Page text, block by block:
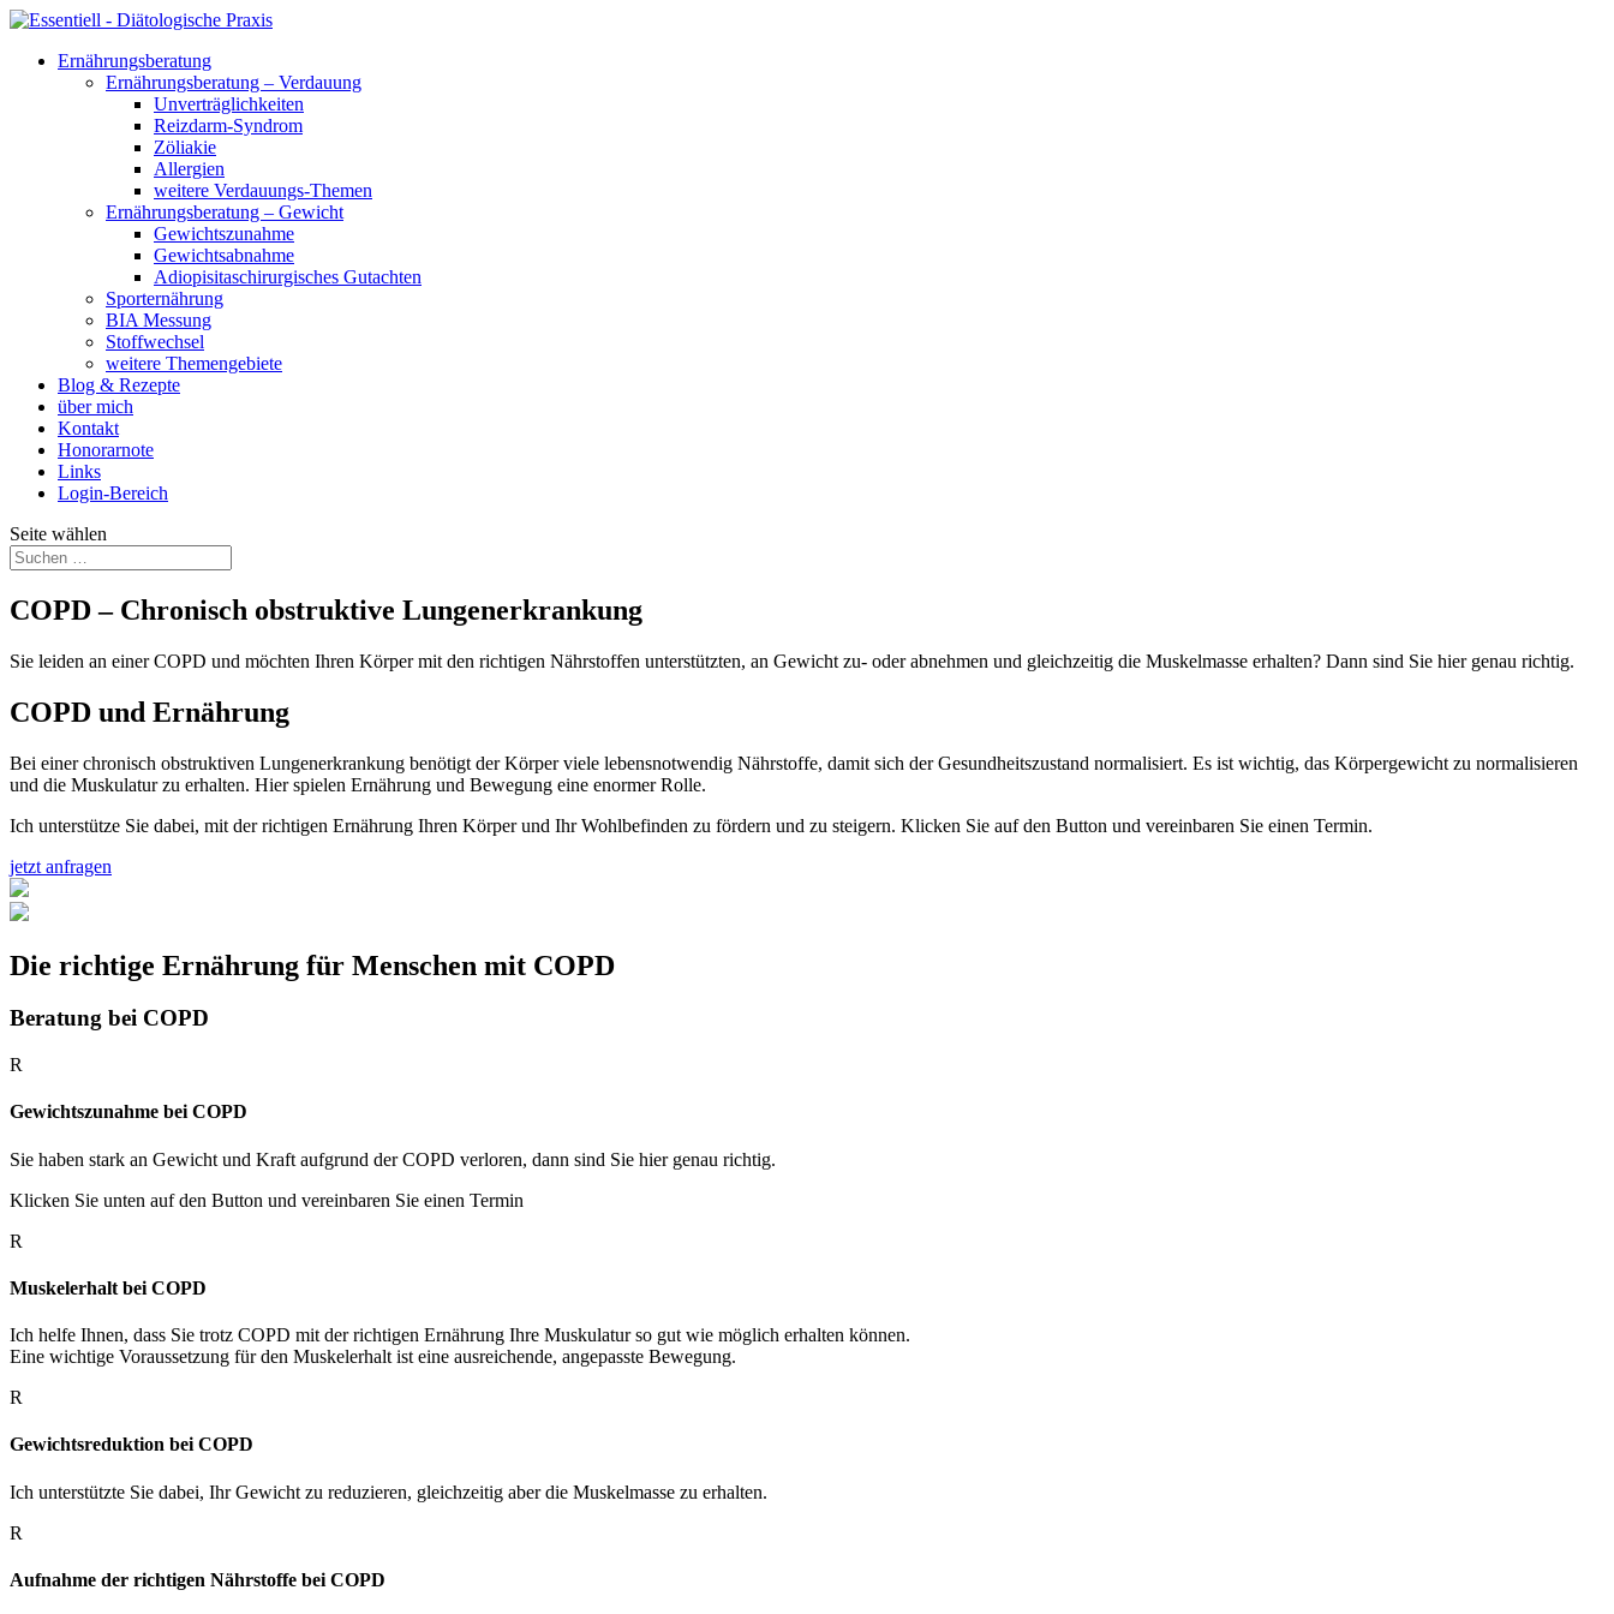
Ernährungsberatung
Ernährungsberatung – Verdauung
Unverträglichkeiten
Reizdarm-Syndrom
Zöliakie
Allergien
weitere Verdauungs-Themen
Ernährungsberatung – Gewicht
Gewichtszunahme
Gewichtsabnahme
Adiopisitaschirurgisches Gutachten
Sporternährung
BIA Messung
Stoffwechsel
weitere Themengebiete
Blog & Rezepte
über mich
Kontakt
Honorarnote
Links
Login-Bereich
Seite wählen
COPD – Chronisch obstruktive Lungenerkrankung
Sie leiden an einer COPD und möchten Ihren Körper mit den richtigen Nährstoffen unterstützten, an Gewicht zu- oder abnehmen und gleichzeitig die Muskelmasse erhalten? Dann sind Sie hier genau richtig.
COPD und Ernährung
Bei einer chronisch obstruktiven Lungenerkrankung benötigt der Körper viele lebensnotwendig Nährstoffe, damit sich der Gesundheitszustand normalisiert. Es ist wichtig, das Körpergewicht zu normalisieren
und die Muskulatur zu erhalten. Hier spielen Ernährung und Bewegung eine enormer Rolle.
Ich unterstütze Sie dabei, mit der richtigen Ernährung Ihren Körper und Ihr Wohlbefinden zu fördern und zu steigern. Klicken Sie auf den Button und vereinbaren Sie einen Termin.
jetzt anfragen
Die richtige Ernährung für Menschen mit COPD
Beratung bei COPD
R
Gewichtszunahme bei COPD
Sie haben stark an Gewicht und Kraft aufgrund der COPD verloren, dann sind Sie hier genau richtig.
Klicken Sie unten auf den Button und vereinbaren Sie einen Termin
R
Muskelerhalt bei COPD
Ich helfe Ihnen, dass Sie trotz COPD mit der richtigen Ernährung Ihre Muskulatur so gut wie möglich erhalten können.
Eine wichtige Voraussetzung für den Muskelerhalt ist eine ausreichende, angepasste Bewegung.
R
Gewichtsreduktion bei COPD
Ich unterstützte Sie dabei, Ihr Gewicht zu reduzieren, gleichzeitig aber die Muskelmasse zu erhalten.
R
Aufnahme der richtigen Nährstoffe bei COPD